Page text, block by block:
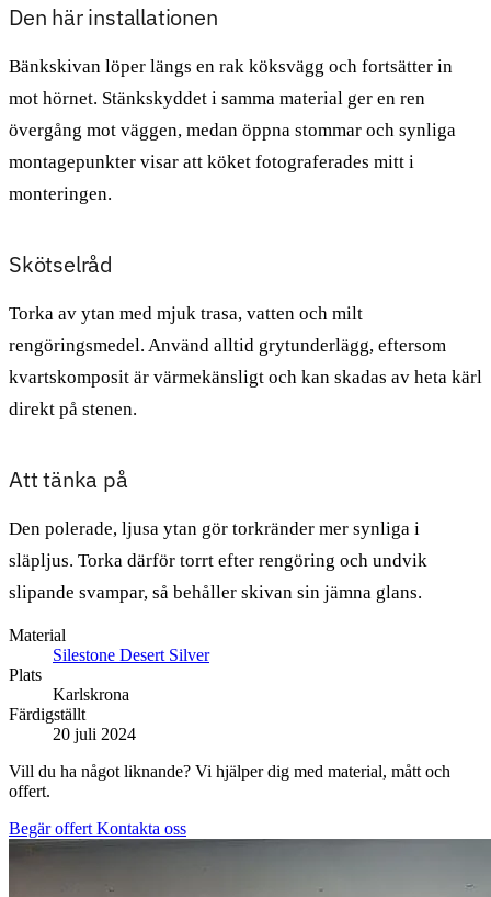
Den här installationen
Bänkskivan löper längs en rak köksvägg och fortsätter in
mot hörnet. Stänkskyddet i samma material ger en ren
övergång mot väggen, medan öppna stommar och synliga
montagepunkter visar att köket fotograferades mitt i
monteringen.
Skötselråd
Torka av ytan med mjuk trasa, vatten och milt
rengöringsmedel. Använd alltid grytunderlägg, eftersom
kvartskomposit är värmekänsligt och kan skadas av heta kärl
direkt på stenen.
Att tänka på
Den polerade, ljusa ytan gör torkränder mer synliga i
släpljus. Torka därför torrt efter rengöring och undvik
slipande svampar, så behåller skivan sin jämna glans.
Material
Silestone Desert Silver
Plats
Karlskrona
Färdigställt
20 juli 2024
Vill du ha något liknande? Vi hjälper dig med material, mått och
offert.
Begär offert Kontakta oss